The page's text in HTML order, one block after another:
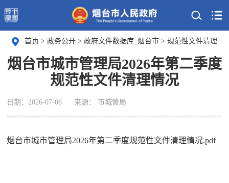
首页 > 政务公开 > 政府文件数据库_烟台市 > 规范性文件清理
烟台市城市管理局2026年第二季度
规范性文件清理情况
日期：2026-07-06 来源： 市城管局
烟台市城市管理局2026年第二季度规范性文件清理情况.pdf